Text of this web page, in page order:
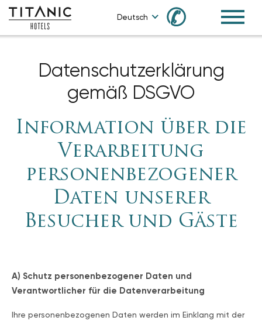
Deutsch ✆
Datenschutzerklärung
gemäß DSGVO
Information über die
Verarbeitung
personenbezogener
Daten unserer
Besucher und Gäste
A) Schutz personenbezogener Daten und
Verantwortlicher für die Datenverarbeitung
Ihre personenbezogenen Daten werden im Einklang mit der